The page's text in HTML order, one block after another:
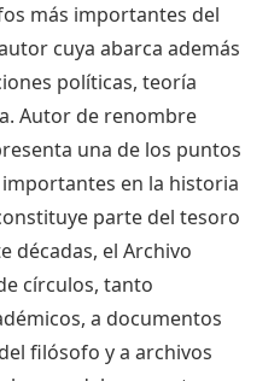
más importantes del
cuya abarca además
políticas, teoría
Autor de renombre
una de los puntos
en la historia
parte del tesoro
décadas, el Archivo
círculos, tanto
a documentos
filósofo y a archivos